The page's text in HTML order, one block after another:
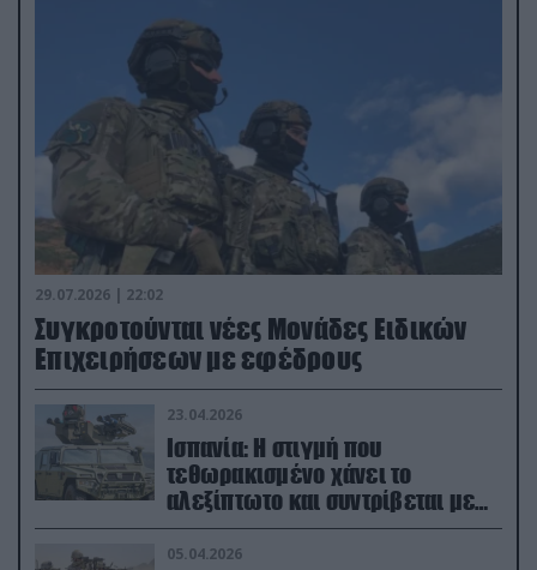
29.07.2026 | 22:02
Συγκροτούνται νέες Μονάδες Ειδικών
Επιχειρήσεων με εφέδρους
23.04.2026
Ισπανία: Η στιγμή που
τεθωρακισμένο χάνει το
αλεξίπτωτο και συντρίβεται με
ορμή στο έδαφος (βίντεο)
05.04.2026